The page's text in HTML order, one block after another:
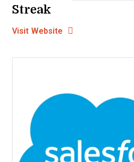
Streak
Visit Website Opens New Window